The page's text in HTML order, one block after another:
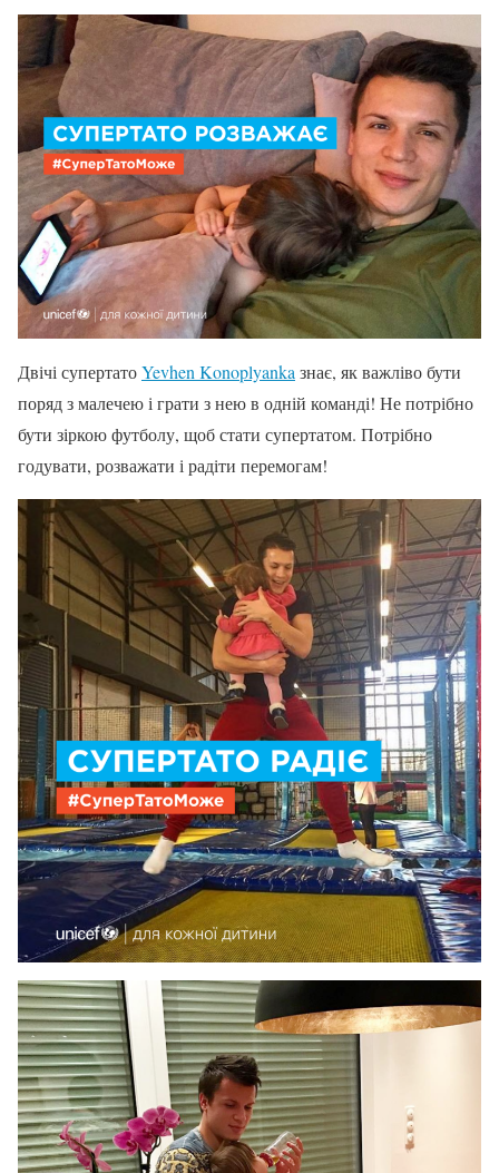
Двічі супертатоYevhen Konoplyanka знає, як важліво бути
поряд з малечею і грати з нею в одній команді! Не потрібно
бути зіркою футболу, щоб стати супертатом. Потрібно
годувати, розважати і радіти перемогам!